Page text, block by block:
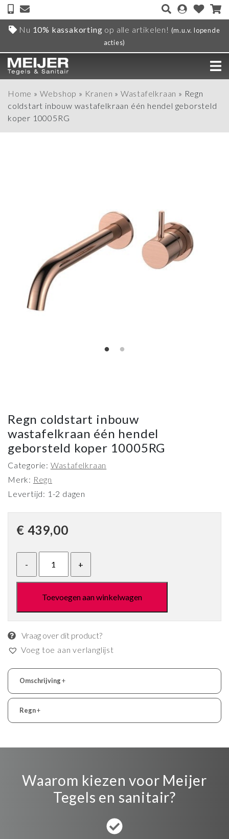
Nu 10% kassakorting op alle artikelen! (m.u.v. lopende
acties)
Home » Webshop » Kranen » Wastafelkraan » Regn
coldstart inbouw wastafelkraan één hendel geborsteld
koper 10005RG
Regn coldstart inbouw
wastafelkraan één hendel
geborsteld koper 10005RG
Categorie: Wastafelkraan
Merk: Regn
Levertijd: 1-2 dagen
€ 439,00
Toevoegen aan winkelwagen
Vraag over dit product?
Voeg toe aan verlanglijst
Omschrijving+
Regn+
Waarom kiezen voor Meijer
Tegels en sanitair?